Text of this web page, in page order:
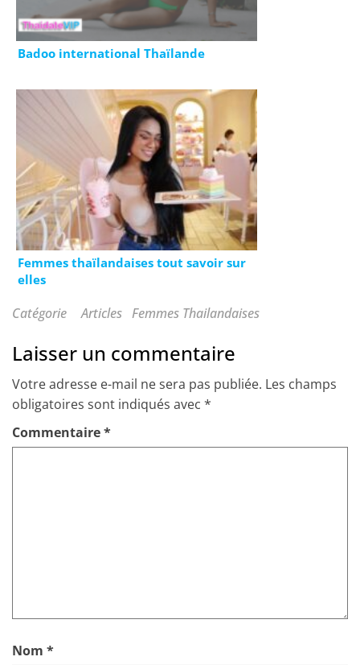
Badoo international Thaïlande
Femmes thaïlandaises tout savoir sur
elles
Catégorie Articles Femmes Thailandaises
Laisser un commentaire
Votre adresse e-mail ne sera pas publiée. Les champs
obligatoires sont indiqués avec *
Commentaire*
Nom *